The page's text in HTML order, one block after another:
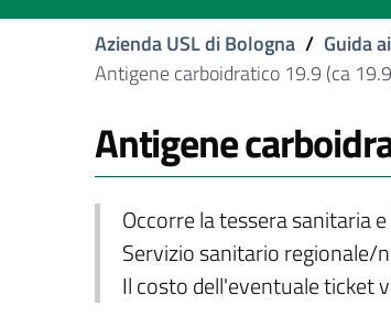
Azienda USL di Bologna / Guida
Antigene carboidratico 19.9 (ca
Antigene
Occorre la tessera sanitaria
Servizio sanitario regionale/
Il costo dell'eventuale ticket